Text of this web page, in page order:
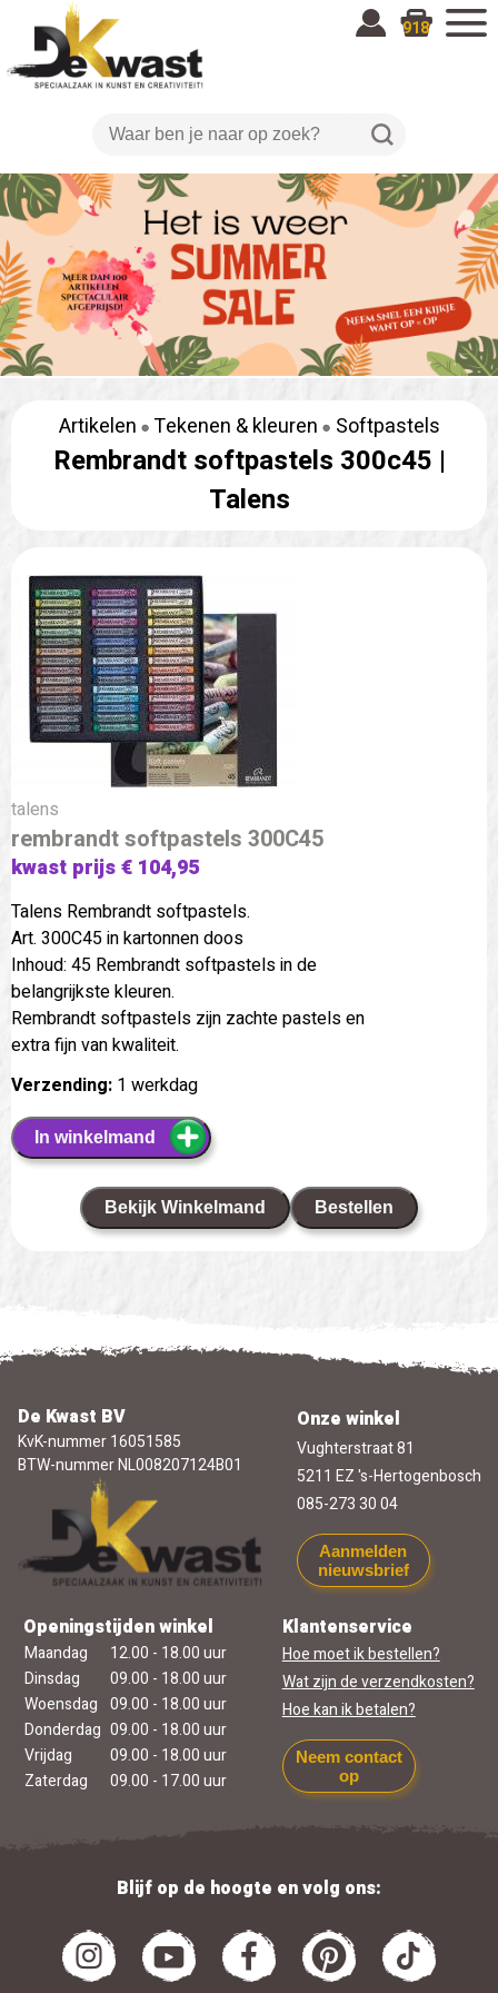
918
Artikelen Tekenen & kleuren Softpastels
Rembrandt softpastels 300c45 |
Talens
talens
rembrandt softpastels 300C45
kwast prijs € 104,95
Talens Rembrandt softpastels.
Art. 300C45 in kartonnen doos
Inhoud: 45 Rembrandt softpastels in de
belangrijkste kleuren.
Rembrandt softpastels zijn zachte pastels en
extra fijn van kwaliteit.
Verzending: 1 werkdag
In winkelmand
Bekijk Winkelmand Bestellen
De Kwast BV
KvK-nummer 16051585
BTW-nummer NL008207124B01
Onze winkel
Vughterstraat 81
5211 EZ 's-Hertogenbosch
085-273 30 04
Aanmelden
nieuwsbrief
Openingstijden winkel
Maandag
12.00 - 18.00 uur
Dinsdag
09.00 - 18.00 uur
Woensdag 09.00 - 18.00 uur
Donderdag 09.00 - 18.00 uur
Vrijdag
09.00 - 18.00 uur
Zaterdag
09.00 - 17.00 uur
Klantenservice
Hoe moet ik bestellen?
Wat zijn de verzendkosten?
Hoe kan ik betalen?
Neem contact
op
Blijf op de hoogte en volg ons: